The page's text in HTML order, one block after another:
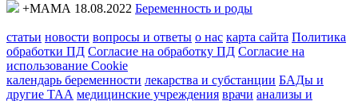
+МАМА 18.08.2022 Беременность и роды
статьи новости вопросы и ответы о нас карта сайта Политика
обработки ПД Согласие на обработку ПД Согласие на
использование Cookie
календарь беременности лекарства и субстанции БАДы и
другие ТАА медицинские учреждения врачи анализы и